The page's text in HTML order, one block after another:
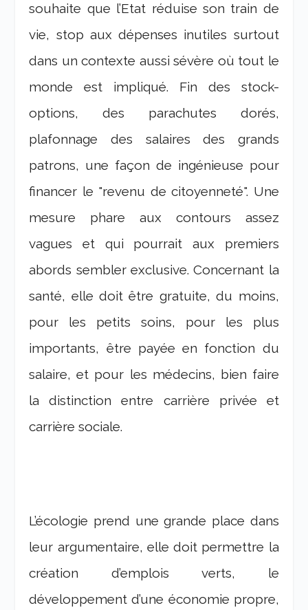
souhaite que l’Etat réduise son train de
vie, stop aux dépenses inutiles surtout
dans un contexte aussi sévère où tout le
monde est impliqué. Fin des stock-
options, des parachutes dorés,
plafonnage des salaires des grands
patrons, une façon de ingénieuse pour
financer le "revenu de citoyenneté". Une
mesure phare aux contours assez
vagues et qui pourrait aux premiers
abords sembler exclusive. Concernant la
santé, elle doit être gratuite, du moins,
pour les petits soins, pour les plus
importants, être payée en fonction du
salaire, et pour les médecins, bien faire
la distinction entre carrière privée et
carrière sociale.
L’écologie prend une grande place dans
leur argumentaire, elle doit permettre la
création d’emplois verts, le
développement d’une économie propre,